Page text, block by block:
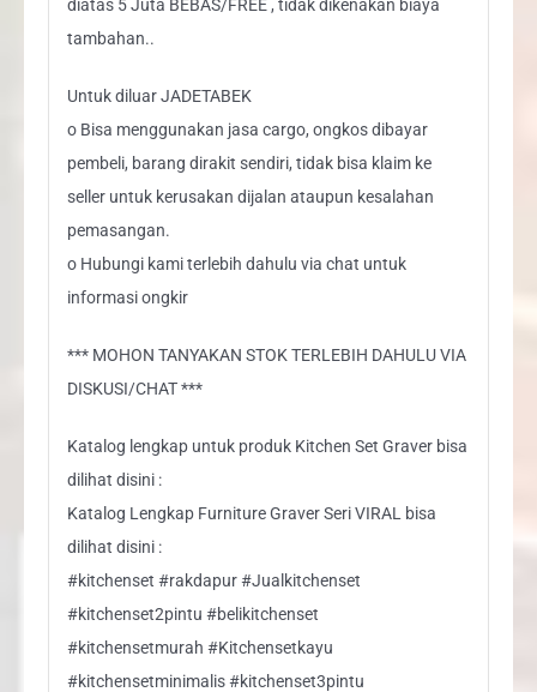
diatas 5 Juta BEBAS/FREE , tidak dikenakan biaya
tambahan..
Untuk diluar JADETABEK
o Bisa menggunakan jasa cargo, ongkos dibayar
pembeli, barang dirakit sendiri, tidak bisa klaim ke
seller untuk kerusakan dijalan ataupun kesalahan
pemasangan.
o Hubungi kami terlebih dahulu via chat untuk
informasi ongkir
*** MOHON TANYAKAN STOK TERLEBIH DAHULU VIA
DISKUSI/CHAT ***
Katalog lengkap untuk produk Kitchen Set Graver bisa
dilihat disini :
Katalog Lengkap Furniture Graver Seri VIRAL bisa
dilihat disini :
#kitchenset #rakdapur #Jualkitchenset
#kitchenset2pintu #belikitchenset
#kitchensetmurah #Kitchensetkayu
#kitchensetminimalis #kitchenset3pintu